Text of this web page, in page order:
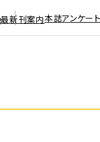
最新刊案内本誌アンケー